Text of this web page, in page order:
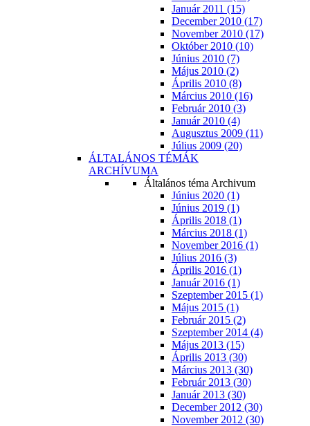
Január 2011 (15)
December 2010 (17)
November 2010 (17)
Október 2010 (10)
Június 2010 (7)
Május 2010 (2)
Április 2010 (8)
Március 2010 (16)
Február 2010 (3)
Január 2010 (4)
Augusztus 2009 (11)
Július 2009 (20)
ÁLTALÁNOS TÉMÁK
ARCHÍVUMA
Általános téma Archivum
Június 2020 (1)
Június 2019 (1)
Április 2018 (1)
Március 2018 (1)
November 2016 (1)
Július 2016 (3)
Április 2016 (1)
Január 2016 (1)
Szeptember 2015 (1)
Május 2015 (1)
Február 2015 (2)
Szeptember 2014 (4)
Május 2013 (15)
Április 2013 (30)
Március 2013 (30)
Február 2013 (30)
Január 2013 (30)
December 2012 (30)
November 2012 (30)